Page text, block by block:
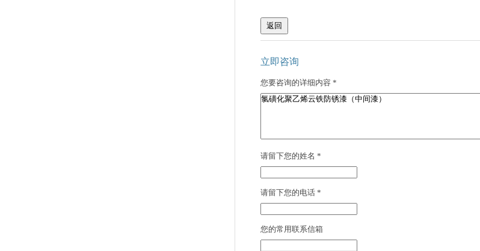
立即咨询
您要咨询的详细内容 *
请留下您的姓名 *
请留下您的电话 *
您的常用联系信箱